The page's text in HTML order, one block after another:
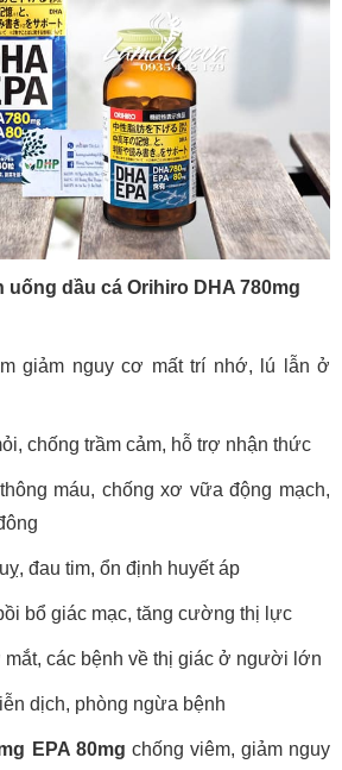
dầu cá Orihiro DHA 780mg
giảm nguy cơ mất trí nhớ, lú lẫn ở
chống trầm cảm, hỗ trợ nhận thức
máu, chống xơ vữa động mạch,
đau tim, ổn định huyết áp
bổ giác mạc, tăng cường thị lực
mắt, các bệnh về thị giác ở người lớn
dịch, phòng ngừa bệnh
EPA 80mg chống viêm, giảm nguy